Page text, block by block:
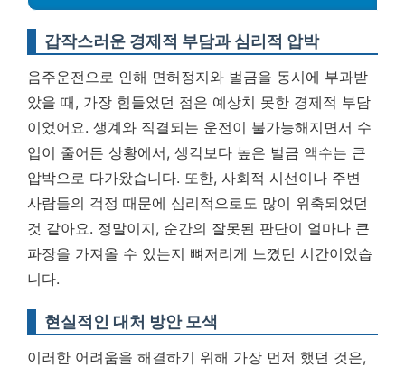
갑작스러운 경제적 부담과 심리적 압박
음주운전으로 인해 면허정지와 벌금을 동시에 부과받
았을 때, 가장 힘들었던 점은 예상치 못한 경제적 부담
이었어요. 생계와 직결되는 운전이 불가능해지면서 수
입이 줄어든 상황에서, 생각보다 높은 벌금 액수는 큰
압박으로 다가왔습니다. 또한, 사회적 시선이나 주변
사람들의 걱정 때문에 심리적으로도 많이 위축되었던
것 같아요. 정말이지, 순간의 잘못된 판단이 얼마나 큰
파장을 가져올 수 있는지 뼈저리게 느꼈던 시간이었습
니다.
현실적인 대처 방안 모색
이러한 어려움을 해결하기 위해 가장 먼저 했던 것은,